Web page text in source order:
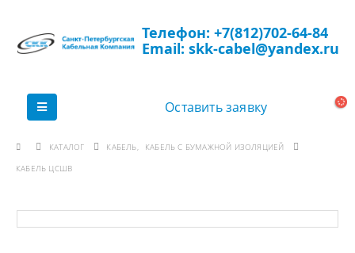
Телефон: +7(812)702-64-84
Email: skk-cabel@yandex.ru
Оставить заявку
КАТАЛОГ КАБЕЛЬ,
КАБЕЛЬ С БУМАЖНОЙ ИЗОЛЯЦИЕЙ
КАБЕЛЬ ЦСШВ